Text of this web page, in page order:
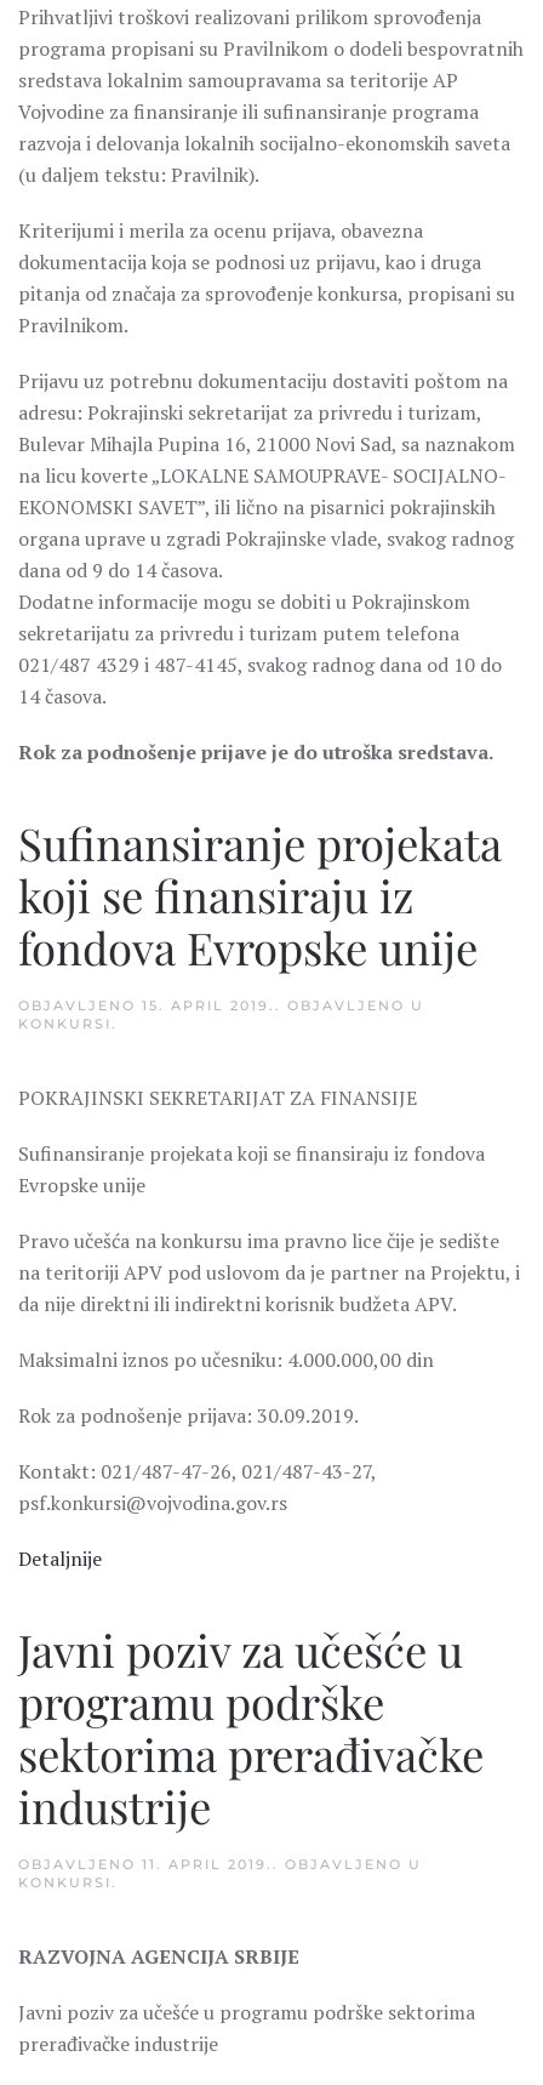
Prihvatljivi troškovi realizovani prilikom sprovođenja
programa propisani su Pravilnikom o dodeli bespovratnih
sredstava lokalnim samoupravama sa teritorije AP
Vojvodine za finansiranje ili sufinansiranje programa
razvoja i delovanja lokalnih socijalno-ekonomskih saveta
(u daljem tekstu: Pravilnik).
Kriterijumi i merila za ocenu prijava, obavezna
dokumentacija koja se podnosi uz prijavu, kao i druga
pitanja od značaja za sprovođenje konkursa, propisani su
Pravilnikom.
Prijavu uz potrebnu dokumentaciju dostaviti poštom na
adresu: Pokrajinski sekretarijat za privredu i turizam,
Bulevar Mihajla Pupina 16, 21000 Novi Sad, sa naznakom
na licu koverte „LOKALNE SAMOUPRAVE- SOCIJALNO-
EKONOMSKI SAVET”, ili lično na pisarnici pokrajinskih
organa uprave u zgradi Pokrajinske vlade, svakog radnog
dana od 9 do 14 časova.
Dodatne informacije mogu se dobiti u Pokrajinskom
sekretarijatu za privredu i turizam putem telefona
021/487 4329 i 487-4145, svakog radnog dana od 10 do
14 časova.
Rok za podnošenje prijave je do utroška sredstava.
Sufinansiranje projekata
koji se finansiraju iz
fondova Evropske unije
OBJAVLJENO 15. APRIL 2019. . OBJAVLJENO U
KONKURSI .
POKRAJINSKI SEKRETARIJAT ZA FINANSIJE
Sufinansiranje projekata koji se finansiraju iz fondova
Evropske unije
Pravo učešća na konkursu ima pravno lice čije je sedište
na teritoriji APV pod uslovom da je partner na Projektu, i
da nije direktni ili indirektni korisnik budžeta APV.
Maksimalni iznos po učesniku: 4.000.000,00 din
Rok za podnošenje prijava: 30.09.2019.
Kontakt: 021/487-47-26, 021/487-43-27,
psf.konkursi@vojvodina.gov.rs
Detaljnije
Javni poziv za učešće u
programu podrške
sektorima prerađivačke
industrije
OBJAVLJENO 11. APRIL 2019. . OBJAVLJENO U
KONKURSI .
RAZVOJNA AGENCIJA SRBIJE
Javni poziv za učešće u programu podrške sektorima
prerađivačke industrije